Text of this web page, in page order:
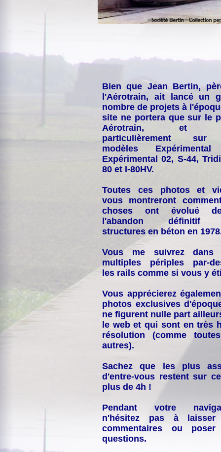
Bien que Jean Bertin,
l'Aérotrain, ait lancé un
nombre de projets à
site ne portera que sur le
Aérotrain, et
particulièrement
modèles
Expérimental 02, S-44,
80 et I-80HV.
Toutes ces photos et
vous montreront
choses ont évolué
l'abandon définitif
structures en béton en
Vous me suivrez dans
multiples périples par-
les rails comme si vous y
Vous apprécierez
photos exclusives
ne figurent nulle part
le web et qui sont en très
résolution (comme
autres).
Sachez que les plus
d'entre-vous restent sur
plus de 4h !
Pendant votre
n'hésitez pas à laisser
commentaires ou
questions.